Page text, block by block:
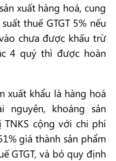
xuất hàng hoá, cung
thuế GTGT 5% nếu
chưa được khấu trừ
4 quý thì được hoàn
xuất khẩu là hàng hoá
khoáng sản
cộng với chi phí
giá thành sản phẩm
GTGT, và bỏ quy định